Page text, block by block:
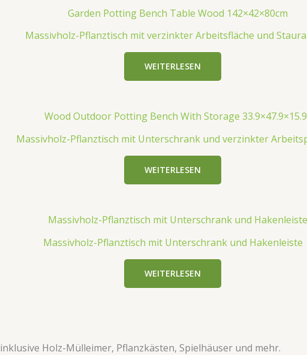
Massivholz-Pflanztisch mit verzinkter Arbeitsfläche und
WEITERLESEN
Massivholz-Pflanztisch mit Unterschrank und verzinkter
WEITERLESEN
Massivholz-Pflanztisch mit Unterschrank und Hakenleiste
WEITERLESEN
Holz-Mülleimer, Pflanzkästen, Spielhäuser und mehr.​​